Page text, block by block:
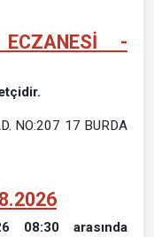
-
NO:207 17 BURDA
08:30 arasında